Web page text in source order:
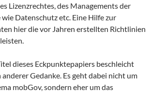
Lizenzrechtes, des Managements der
Datenschutz etc. Eine Hilfe zur
hier die vor Jahren erstellten Richtlinien
dieses Eckpunktepapiers beschleicht
Gedanke. Es geht dabei nicht um
mobGov, sondern eher um das